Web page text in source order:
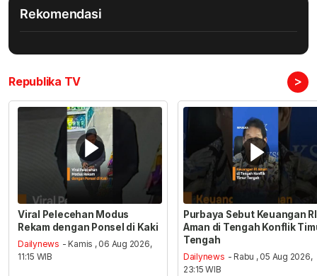
Rekomendasi
Republika TV >
Viral Pelecehan Modus
Rekam dengan Ponsel di Kaki
Dailynews - Kamis , 06 Aug 2026,
11:15 WIB
Purbaya Sebut Keuangan RI
Aman di Tengah Konflik
Tengah
Dailynews - Rabu , 05 Aug 2026,
23:15 WIB